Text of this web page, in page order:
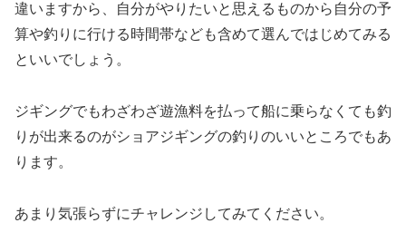
違いますから、自分がやりたいと思えるものから自分の予
算や釣りに行ける時間帯なども含めて選んではじめてみる
といいでしょう。
ジギングでもわざわざ遊漁料を払って船に乗らなくても釣
りが出来るのがショアジギングの釣りのいいところでもあ
ります。
あまり気張らずにチャレンジしてみてください。